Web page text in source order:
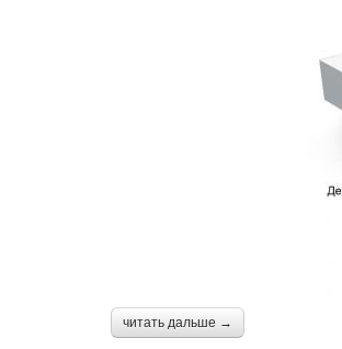
читать дальше →